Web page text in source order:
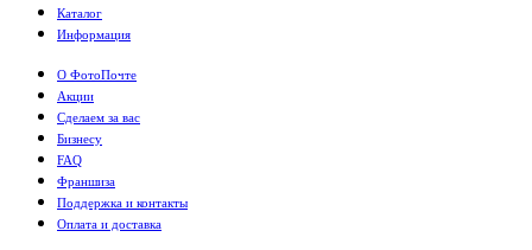
Каталог
Информация
О ФотоПочте
Акции
Сделаем за вас
Бизнесу
FAQ
Франшиза
Поддержка и контакты
Оплата и доставка